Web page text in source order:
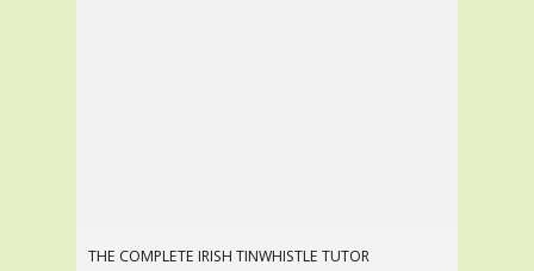
THE COMPLETE IRISH TINWHISTLE TUTOR